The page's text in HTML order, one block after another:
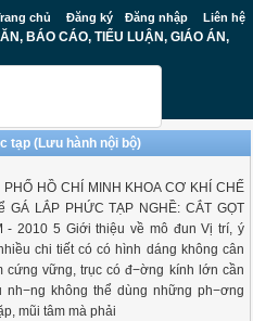
chủ Đăng ký Đăng nhập Liên hệ
BÁO CÁO, TIỂU LUẬN, GIÁO ÁN,
tạp (Lưu hành nội bộ)
HỒ CHÍ MINH KHOA CƠ KHÍ CHẾ
GÁ LẮP PHỨC TẠP NGHỀ: CẮT GỌT
- 2010 5 Giới thiệu về mô đun Vị trí, ý
chi tiết có có hình dáng không cân
cứng vững, trục có đ−ờng kính lớn cần
không thể dùng những ph−ơng
mũi tâm mà phải